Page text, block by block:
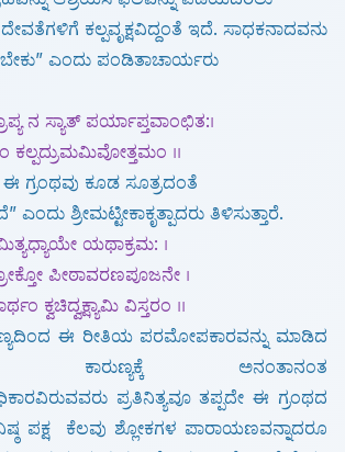
ಕಲ್ಪವೃಕ್ಷವಿದ್ದಂತೆ ಇದೆ. ಸಾಧಕನಾದವನು
ಎಂದು ಪಂಡಿತಾಚಾರ್ಯರು
ನ ಸ್ಯಾತ್ ಪರ್ಯಾಪ್ತವಾಂಛಿತ:।
ಕಲ್ಪದ್ರುಮಮಿವೋತ್ತಮಂ ।।
ಗ್ರಂಥವು ಕೂಡ ಸೂತ್ರದಂತೆ
ಶ್ರೀಮಟ್ಟೀಕಾಕೃತ್ಪಾದರು ತಿಳಿಸುತ್ತಾರೆ.
ಯಥಾಕ್ರಮ: ।
ಪೀಠಾವರಣಪೂಜನೇ ।
ಕ್ವಚಿದ್ವಕ್ಷ್ಯಾಮಿ ವಿಸ್ತರಂ ।।
ಈ ರೀತಿಯ ಪರಮೋಪಕಾರವನ್ನು ಮಾಡಿದ
ಕಾರುಣ್ಯಕ್ಕೆ ಅನಂತಾನಂತ
ಪ್ರತಿನಿತ್ಯವೂ ತಪ್ಪದೇ ಈ ಗ್ರಂಥದ
ಪಕ್ಷ ಕೆಲವು ಶ್ಲೋಕಗಳ ಪಾರಾಯಣವನ್ನಾದರೂ